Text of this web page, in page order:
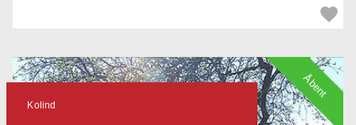
Kolind
Åbent